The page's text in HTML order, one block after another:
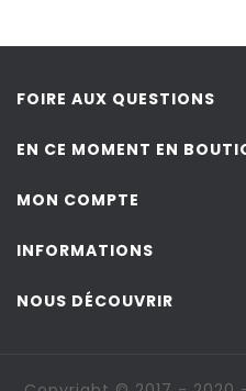
FOIRE AUX QUESTIONS
EN CE MOMENT EN
MON COMPTE
INFORMATIONS
NOUS DÉCOUVRIR